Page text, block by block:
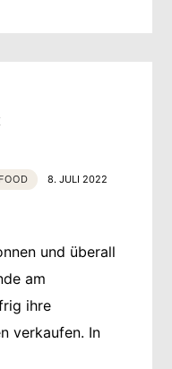
8. JULI 2022
und überall
am
ihre
verkaufen. In